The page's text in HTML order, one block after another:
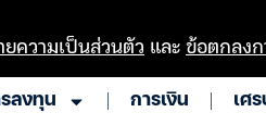
ลงทุน การเงิน เศ
ยความเป็นส่วนตัว และข้อตกลงก